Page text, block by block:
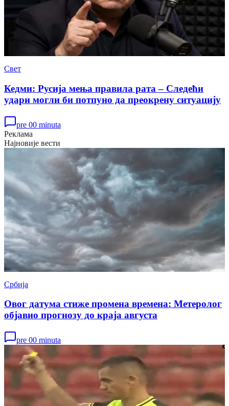
Свет
Кедми: Русија мења правила рата – Следећи
удари могли би потпуно да преокрену ситуацију
pre 00 minuta
Реклама
Најновије вести
Србија
Овог датума стиже промена времена: Метеролог
објавио прогнозу до краја августа
pre 00 minuta